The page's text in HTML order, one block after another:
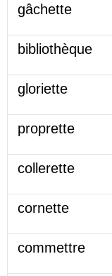
gâchette
bibliothèque
gloriette
proprette
collerette
cornette
commettre